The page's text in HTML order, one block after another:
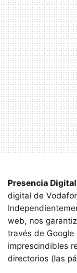
Presencia Digital
digital de
web, nos
través de Google
imprescindibles
directorios (las